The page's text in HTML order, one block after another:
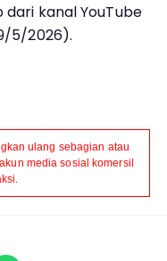
kanal YouTube
5/2026).
ulang sebagian atau
media sosial komersil